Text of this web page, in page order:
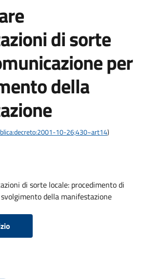
di sorte
per
della
10-26;430~art14)
di sorte locale: procedimento di
della manifestazione